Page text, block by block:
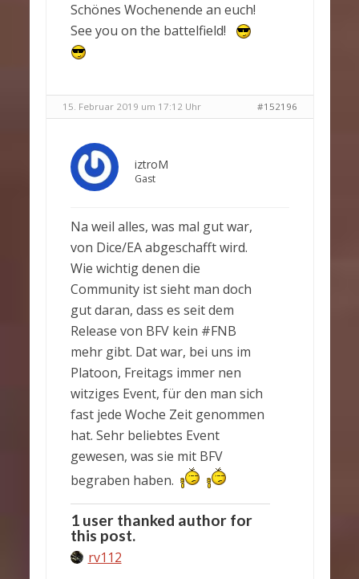
Schönes Wochenende an euch!
See you on the battelfield!
15. Februar 2019 um 17:12 Uhr #152196
iztroM
Gast
Na weil alles, was mal gut war,
von Dice/EA abgeschafft wird.
Wie wichtig denen die
Community ist sieht man doch
gut daran, dass es seit dem
Release von BFV kein #FNB
mehr gibt. Dat war, bei uns im
Platoon, Freitags immer nen
witziges Event, für den man sich
fast jede Woche Zeit genommen
hat. Sehr beliebtes Event
gewesen, was sie mit BFV
begraben haben.
1 user thanked author for
this post.
rv112